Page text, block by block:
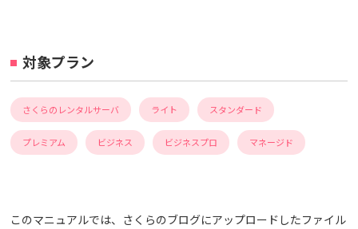
対象プラン
さくらのレンタルサーバ ライト スタンダード
プレミアム ビジネス ビジネスプロ マネージド
このマニュアルでは、さくらのブログにアップロードしたファイル